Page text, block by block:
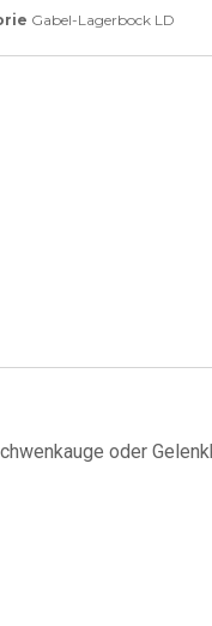
Gabel-Lagerbock LD
oder